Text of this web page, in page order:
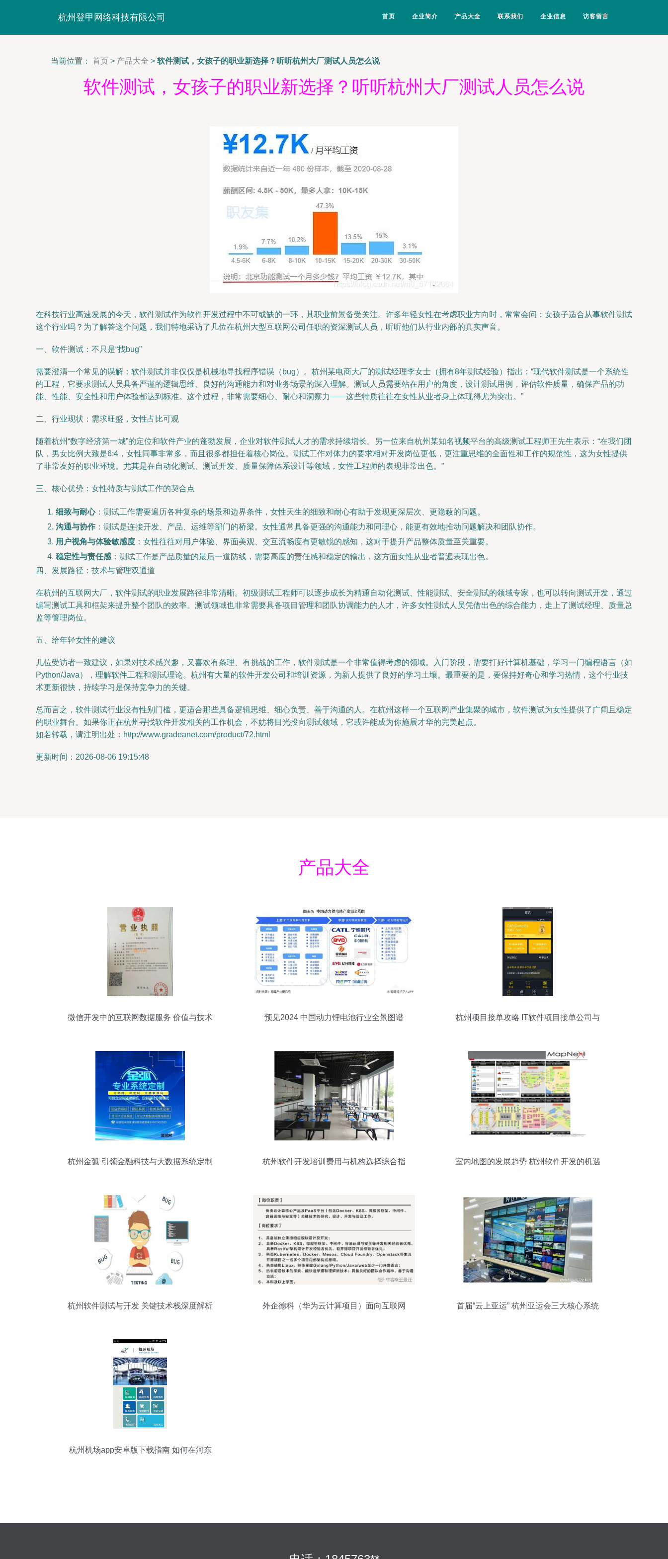
杭州登甲网络科技有限公司 首页 企业简介 产品大全 联系我们 企业信息 访客留言
当前位置： 首页 > 产品大全 > 软件测试，女孩子的职业新选择？听听杭州大厂测试人员怎么说
软件测试，女孩子的职业新选择？听听杭州大厂测试人员怎么说
在科技行业高速发展的今天，软件测试作为软件开发过程中不可或缺的一环，其职业前景备受关注。许多年轻女性在考虑职业方向时，常常会问：女孩子适合从事软件测试
这个行业吗？为了解答这个问题，我们特地采访了几位在杭州大型互联网公司任职的资深测试人员，听听他们从行业内部的真实声音。
一、软件测试：不只是“找bug”
需要澄清一个常见的误解：软件测试并非仅仅是机械地寻找程序错误（bug）。杭州某电商大厂的测试经理李女士（拥有8年测试经验）指出：“现代软件测试是一个系统性
的工程，它要求测试人员具备严谨的逻辑思维、良好的沟通能力和对业务场景的深入理解。测试人员需要站在用户的角度，设计测试用例，评估软件质量，确保产品的功
能、性能、安全性和用户体验都达到标准。这个过程，非常需要细心、耐心和洞察力——这些特质往往在女性从业者身上体现得尤为突出。”
二、行业现状：需求旺盛，女性占比可观
随着杭州“数字经济第一城”的定位和软件产业的蓬勃发展，企业对软件测试人才的需求持续增长。另一位来自杭州某知名视频平台的高级测试工程师王先生表示：“在我们团
队，男女比例大致是6:4，女性同事非常多，而且很多都担任着核心岗位。测试工作对体力的要求相对开发岗位更低，更注重思维的全面性和工作的规范性，这为女性提供
了非常友好的职业环境。尤其是在自动化测试、测试开发、质量保障体系设计等领域，女性工程师的表现非常出色。”
三、核心优势：女性特质与测试工作的契合点
细致与耐心：测试工作需要遍历各种复杂的场景和边界条件，女性天生的细致和耐心有助于发现更深层次、更隐蔽的问题。
沟通与协作：测试是连接开发、产品、运维等部门的桥梁。女性通常具备更强的沟通能力和同理心，能更有效地推动问题解决和团队协作。
用户视角与体验敏感度 ：女性往往对用户体验、界面美观、交互流畅度有更敏锐的感知，这对于提升产品整体质量至关重要。
稳定性与责任感 ：测试工作是产品质量的最后一道防线，需要高度的责任感和稳定的输出，这方面女性从业者普遍表现出色。
四、发展路径：技术与管理双通道
在杭州的互联网大厂，软件测试的职业发展路径非常清晰。初级测试工程师可以逐步成长为精通自动化测试、性能测试、安全测试的领域专家，也可以转向测试开发，通过
编写测试工具和框架来提升整个团队的效率。测试领域也非常需要具备项目管理和团队协调能力的人才，许多女性测试人员凭借出色的综合能力，走上了测试经理、质量总
监等管理岗位。
五、给年轻女性的建议
几位受访者一致建议，如果对技术感兴趣，又喜欢有条理、有挑战的工作，软件测试是一个非常值得考虑的领域。入门阶段，需要打好计算机基础，学习一门编程语言（如
Python/Java），理解软件工程和测试理论。杭州有大量的软件开发公司和培训资源，为新人提供了良好的学习土壤。最重要的是，要保持好奇心和学习热情，这个行业技
术更新很快，持续学习是保持竞争力的关键。
总而言之，软件测试行业没有性别门槛，更适合那些具备逻辑思维、细心负责、善于沟通的人。在杭州这样一个互联网产业集聚的城市，软件测试为女性提供了广阔且稳定
的职业舞台。如果你正在杭州寻找软件开发相关的工作机会，不妨将目光投向测试领域，它或许能成为你施展才华的完美起点。
如若转载，请注明出处：http://www.gradeanet.com/product/72.html
更新时间：2026-08-06 19:15:48
产品大全
微信开发中的互联网数据服务 价值与技术
预见2024 中国动力锂电池行业全景图谱
杭州项目接单攻略 IT软件项目接单公司与
杭州金弧 引领金融科技与大数据系统定制
杭州软件开发培训费用与机构选择综合指
室内地图的发展趋势 杭州软件开发的机遇
杭州软件测试与开发 关键技术栈深度解析
外企德科（华为云计算项目）面向互联网
首届“云上亚运” 杭州亚运会三大核心系统
杭州机场app安卓版下载指南 如何在河东